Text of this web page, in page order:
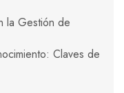
la Gestión de
Claves de